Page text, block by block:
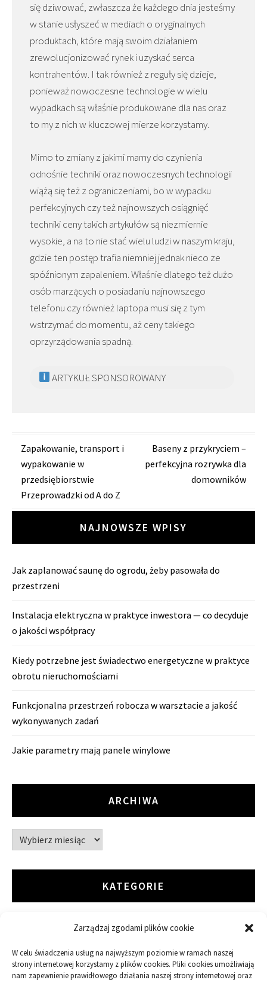
Zarządzaj zgodami plików cookie
W celu świadczenia usług na najwyższym poziomie w ramach naszej
strony internetowej korzystamy z plików cookies. Pliki cookies umożliwiają
nam zapewnienie prawidłowego działania naszej strony internetowej oraz
się dziwować, zwłaszcza że każdego dnia jesteśmy
w stanie usłyszeć w mediach o oryginalnych
produktach, które mają swoim działaniem
zrewolucjonizować rynek i uzyskać serca
kontrahentów. I tak również z reguły się dzieje,
ponieważ nowoczesne technologie w wielu
wypadkach są właśnie produkowane dla nas oraz
to my z nich w kluczowej mierze korzystamy.
Mimo to zmiany z jakimi mamy do czynienia
odnośnie techniki oraz nowoczesnych technologii
wiążą się też z ograniczeniami, bo w wypadku
perfekcyjnych czy też najnowszych osiągnięć
techniki ceny takich artykułów są niezmiernie
wysokie, a na to nie stać wielu ludzi w naszym kraju,
gdzie ten postęp trafia niemniej jednak nieco ze
spóźnionym zapaleniem. Właśnie dlatego też dużo
osób marzących o posiadaniu najnowszego
telefonu czy również laptopa musi się z tym
wstrzymać do momentu, aż ceny takiego
oprzyrządowania spadną.
ARTYKUŁ SPONSOROWANY
Zobacz
wpisy
Zapakowanie, transport i
wypakowanie w
przedsiębiorstwie
Przeprowadzki od A do Z
Baseny z przykryciem –
perfekcyjna rozrywka dla
domowników
NAJNOWSZE WPISY
Jak zaplanować saunę do ogrodu, żeby pasowała do
przestrzeni
Instalacja elektryczna w praktyce inwestora — co decyduje
o jakości współpracy
Kiedy potrzebne jest świadectwo energetyczne w praktyce
obrotu nieruchomościami
Funkcjonalna przestrzeń robocza w warsztacie a jakość
wykonywanych zadań
Jakie parametry mają panele winylowe
ARCHIWA
Archiwa
KATEGORIE
ARTYKUŁ SPONSOROWANY
Budowa